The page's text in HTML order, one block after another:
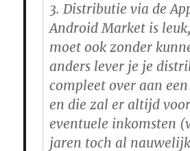
3. Distributie via de
Android Market is
moet ook zonder
anders lever je je
compleet over aan
en die zal er altijd
eventuele inkomsten
jaren toch al